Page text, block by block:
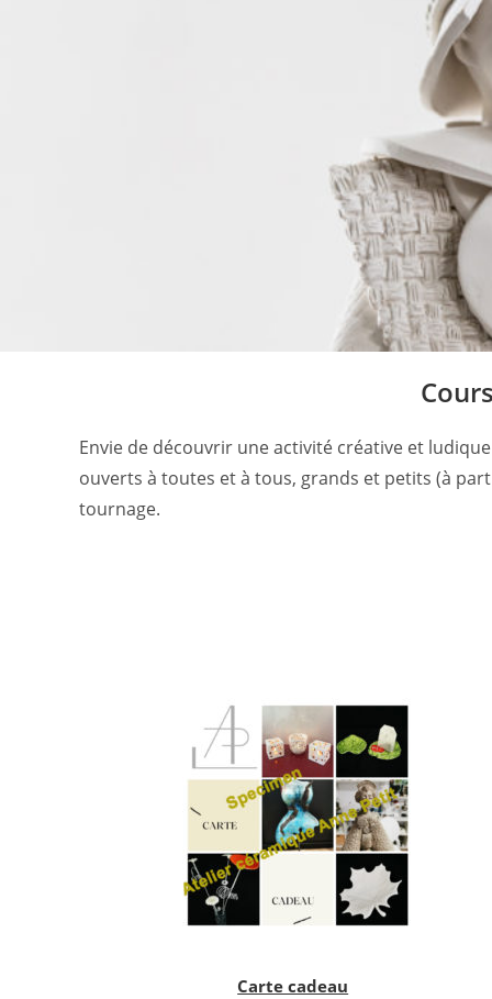
Envie de découvrir une activité créative et
ouverts à toutes et à tous, grands et petits (à
tournage.
Carte cadeau